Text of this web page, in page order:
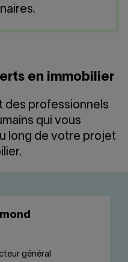
Salle de presse
en immobilier
des professionnels
qui vous
long de votre projet
général